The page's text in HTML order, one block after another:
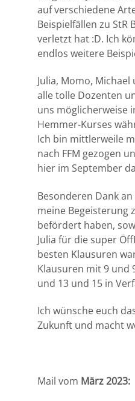
auf verschiedene
Beispielfällen zu StR
verletzt hat :D. Ich
endlos weitere
Julia, Momo,
alle tolle Dozenten
uns möglicherweise
Hemmer-Kurses
Ich bin mittlerweile
nach FFM gezogen
hier im September
Besonderen Dank
meine Begeisterung
befördert haben,
Julia für die super
besten Klausuren
Klausuren mit 9 und
und 13 und 15 in
Ich wünsche euch
Zukunft und macht
Mail vom März 2023: